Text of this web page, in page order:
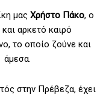
μας Χρήστο Πάκο, ο
αρκετό καιρό
το οποίο ζούνε και
άμεσα.
στην Πρέβεζα, έχει